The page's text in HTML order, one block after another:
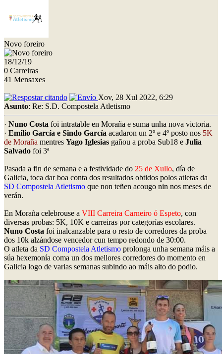
Novo foreiro
18/12/19
0 Carreiras
41 Mensaxes
Xov, 28 Xul 2022, 6:29
Asunto: Re: S.D. Compostela Atletismo
· Nuno Costa foi intratable en Moraña e suma unha nova victoria.
· Emilio García e Sindo García acadaron un 2º e 4º posto nos 5K
de Moraña mentres Yago Iglesias gañou a proba Sub18 e Julia
Salvado foi 3ª
Pasada a fin de semana e a festividade do 25 de Xullo, día de
Galicia, toca dar boa conta dos resultados obtidos polos atletas da
SD Compostela Atletismo que non teñen acougo nin nos meses de
verán.
En Moraña celebrouse a VIII Carreira Carneiro ó Espeto, con
diversas probas: 5K, 10K e carreiras por categorías escolares.
Nuno Costa foi inalcanzable para o resto de corredores da proba
dos 10k alzándose vencedor cun tempo redondo de 30:00.
O atleta da SD Compostela Atletismo prolonga unha semana máis a
súa hexemonía coma un dos mellores corredores do momento en
Galicia logo de varias semanas subindo ao máis alto do podio.